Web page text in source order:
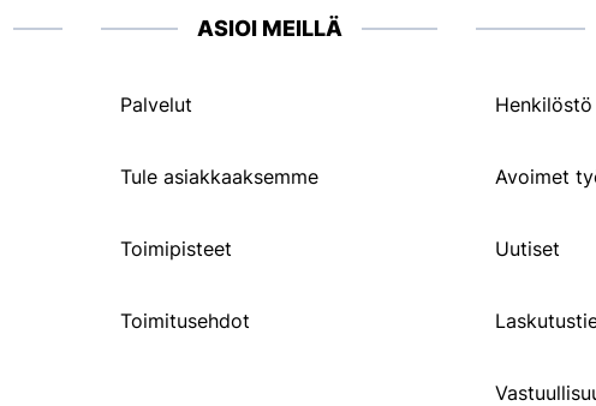
ASIOI MEILLÄ
Palvelut
Tule asiakkaaksemme
Toimipisteet
Toimitusehdot
Henkilöstö
Avoimet
Uutiset